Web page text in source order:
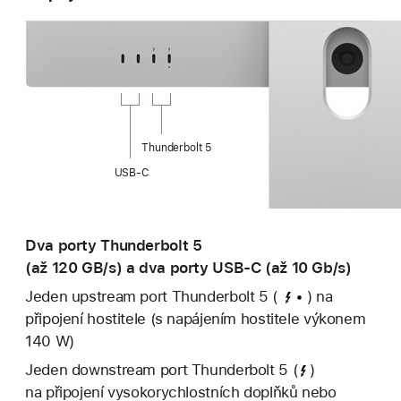
Dva porty Thunderbolt 5
(až 120 GB/s) a dva porty USB‑C (až 10 Gb/s)
Jeden upstream port Thunderbolt 5 ( ) na
připojení hostitele (s napájením hostitele výkonem
140 W)
Jeden downstream port Thunderbolt 5 (
)
na připojení vysokorychlostních doplňků nebo
USB‑C
Thunderbolt 5